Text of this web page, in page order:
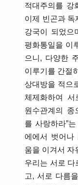
적대주의를 강
이제 빈곤과 독
강국이 되었으
평화통일을 이
으니, 다양한
이루기를 간절
상대방을 적으
체제화하여
원수관계의 종
를 사랑하라”
에에서 벗어나
움을 이겨서 자
우리는 서로 다
고, 서로 다름